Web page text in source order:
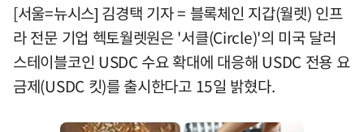
[서울=뉴시스] 김경택 기자 = 블록체인 지갑(월렛) 인프
라 전문 기업 헥토월렛원은 '서클(Circle)'의 미국 달러
스테이블코인 USDC 수요 확대에 대응해 USDC 전용 요
금제(USDC 킷)를 출시한다고 15일 밝혔다.